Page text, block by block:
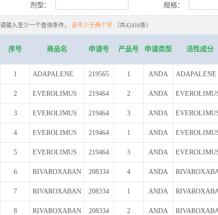
剂型： 规格：
请输入至少一个查询条件， 且不少于两个字 （共42416条）
序号 商品名 申请号 产品号 申请类型 活性成分
1 ADAPALENE 219565 1 ANDA ADAPALENE
2 EVEROLIMUS 219464 2 ANDA
3 EVEROLIMUS 219464 3 ANDA
4 EVEROLIMUS 219464 1 ANDA
5 EVEROLIMUS 219464 3 ANDA
6 RIVAROXABAN 208334 4 ANDA
7 RIVAROXABAN 208334 1 ANDA
8 RIVAROXABAN 208334 2 ANDA